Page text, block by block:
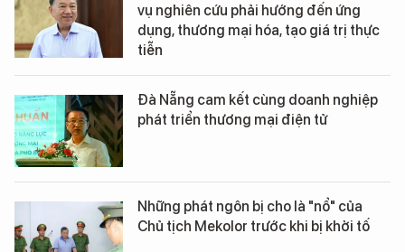
vụ nghiên cứu phải hướng đến ứng
dụng, thương mại hóa, tạo giá trị thực
tiễn
Đà Nẵng cam kết cùng doanh nghiệp
phát triển thương mại điện tử
Những phát ngôn bị cho là "nổ" của
Chủ tịch Mekolor trước khi bị khởi tố